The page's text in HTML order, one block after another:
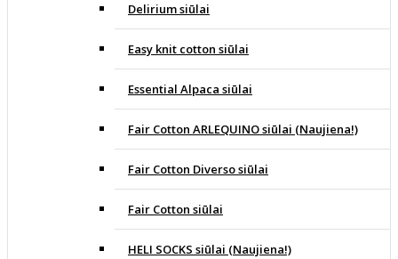
Delirium siūlai
Easy knit cotton siūlai
Essential Alpaca siūlai
Fair Cotton ARLEQUINO siūlai (Naujiena!)
Fair Cotton Diverso siūlai
Fair Cotton siūlai
HELI SOCKS siūlai (Naujiena!)